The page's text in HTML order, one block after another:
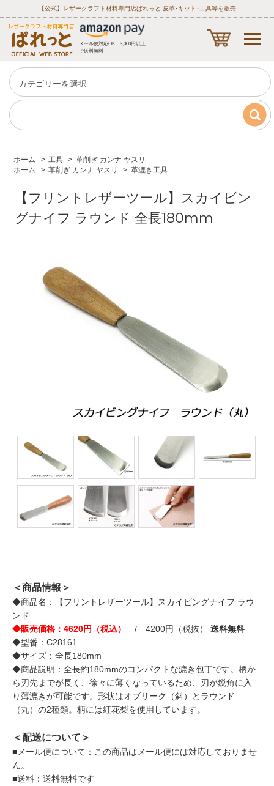
【公式】レザークラフト材料専門店ぱれっと‐皮革･キット･工具等を販売
メール便対応OK 3,000円以上
で送料無料
ホーム > 工具 > 革削ぎ カンナ ヤスリ
ホーム
> 革削ぎ カンナ ヤスリ > 革漉き工具
【フリントレザーツール】スカイビン
グナイフ ラウンド 全長180mm
＜商品情報＞
◆商品名：【フリントレザーツール】スカイビングナイフ ラウ
ンド
◆販売価格：4620円（税込）
/ 4200円（税抜） 送料無料
◆型番：C28161
◆サイズ：全長180mm
◆商品説明：全長約180mmのコンパクトな漉き包丁です。柄か
ら刃先までが長く、徐々に薄くなっているため、刃が鋭角に入
り薄漉きが可能です。形状はオブリーク（斜）とラウンド
（丸）の2種類。柄には紅花梨を使用しています。
＜配送について＞
■メール便について：この商品はメール便には対応しておりませ
ん。
■送料：送料無料です